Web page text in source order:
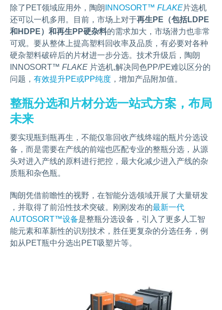
除了PET领域应用外，陶朗 INNOSORT™ FLAKE片选机
还可以一机多用。目前，市场上对于再生PE（包括LDPE
和HDPE）和再生PP硬杂料的需求加大，市场潜力也非常
可观。要从整体上提高塑料回收率及品质，有必要对各种
硬杂塑料破碎后的片材进一步分选。技术升级后，陶朗
INNOSORT™ FLAKE 片选机,解决同色PP/PE难以区分的
问题， 有效提升PE或PP纯度 ，增加产品附加值。
整瓶分选和片材分选一站式方案，布局
未来
要实现瓶到瓶再生，不能仅靠回收产线终端的瓶片分选设
备，而是需要在产线的前端也匹配专业的整瓶分选，从源
头对进入产线的原料进行把控，最大化减少进入产线的杂
质瓶和杂色瓶。
陶朗凭借前瞻性的视野，在智能分选领域开展了大量研发
，并取得了前沿性技术突破。刚刚发布的最新一代
AUTOSORT™设备是整瓶分选设备，引入了更多人工智
能元素和革新性的识别技术，胜任更复杂的分选任务，例
如从PET瓶中分选出PET吸塑片等。